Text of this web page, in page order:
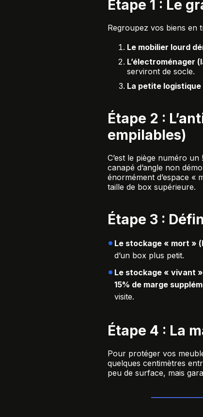
Étape 1 : Le
Regroupez vos biens en
Le mobilier lourd
L’électroménager
serviront de socle.
La petite logistique
Étape 2 :
empilables)
C’est le piège numéro
canapé d’angle non
énormément d’espace «
taille de box supérieure.
Étape 3 :
Le stockage « mort »
d’un box plus petit.
Le stockage « vivant
15% de marge
visite.
Étape 4 : La
Pour protéger vos
quelques centimètres
peu de surface, mais